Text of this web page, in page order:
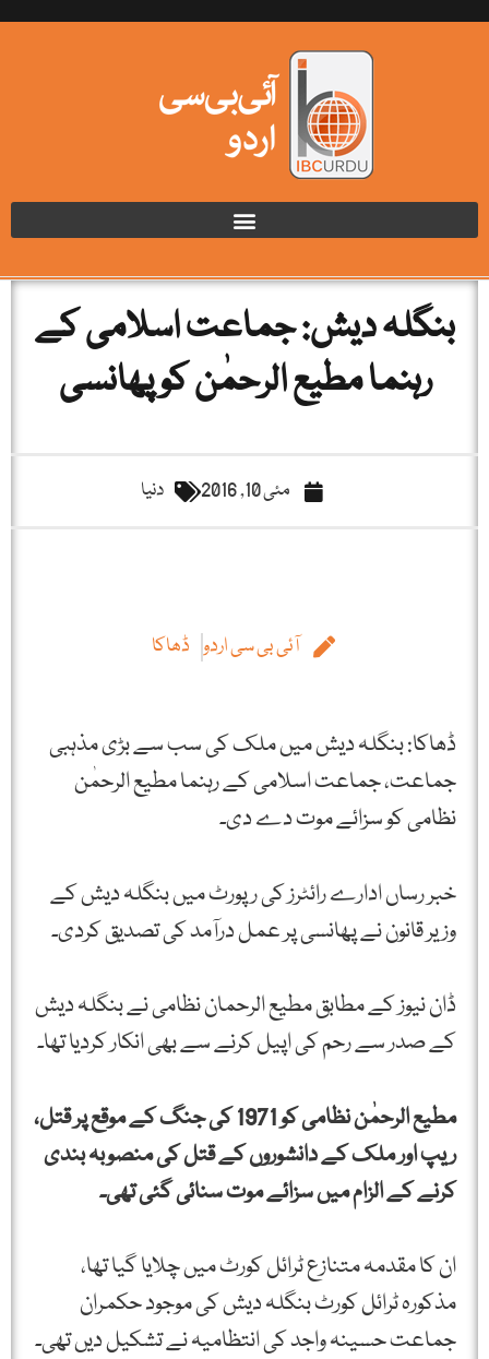
بنگلہ دیش: جماعت اسلامی کے
رہنما مطیع الرحمٰن کو پھانسی
مئی 10, 2016 دنیا
آئی بی سی اردو ڈھاکا
ڈھاکا: بنگلہ دیش میں ملک کی سب سے بڑی مذہبی
جماعت، جماعت اسلامی کے رہنما مطیع الرحمٰن
نظامی کو سزائے موت دے دی۔
خبر رساں ادارے رائٹرز کی رپورٹ میں بنگلہ دیش کے
وزیر قانون نے پھانسی پر عمل درآمد کی تصدیق کردی۔
ڈان نیوز کے مطابق مطیع الرحمان نظامی نے بنگلہ دیش
کے صدر سے رحم کی اپیل کرنے سے بھی انکار کردیا تھا۔
مطیع الرحمٰن نظامی کو 1971 کی جنگ کے موقع پر قتل،
ریپ اور ملک کے دانشوروں کے قتل کی منصوبہ بندی
کرنے کے الزام میں سزائے موت سنائی گئی تھی۔
ان کا مقدمہ متنازع ٹرائل کورٹ میں چلایا گیا تھا،
مذکورہ ٹرائل کورٹ بنگلہ دیش کی موجود حکمران
جماعت حسینہ واجد کی انتظامیہ نے تشکیل دیں تھی۔